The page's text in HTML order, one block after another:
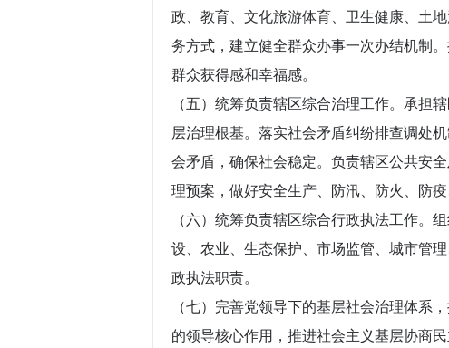
政、教育、文化旅游体育、卫生健康、土
务方式，建立健全群众办事一次办结机制
群众获得感和幸福感。
（五）统筹负责辖区综合治理工作。承担
层治理根基。落实社会矛盾纠纷排查调处
会矛盾，确保社会稳定。负责辖区公共安
理预案，做好安全生产、防汛、防火、防
（六）统筹负责辖区综合行政执法工作。
设、农业、生态保护、市场监管、城市管
政执法职责。
（七）完善党领导下的基层社会治理体系
的领导核心作用，推进社会主义基层协商